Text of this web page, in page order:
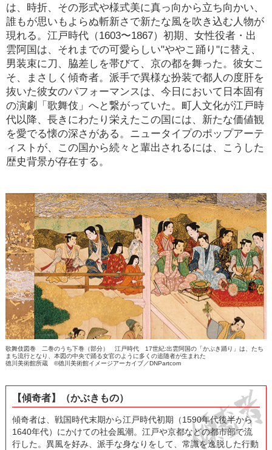
は、時折、その形式や様式美に真っ向から立ち向かい、
誰もが思いもよらぬ斬新さで新たな風を吹き込む人物が
現れる。江戸時代（1603〜1867）初期、女性役者・出
雲阿国は、それまでの可愛らしい"ややこ踊り"に替え、
男装束に刀、脇差しを帯びて、京の都を舞った。彼女こ
そ、まさしく傾奇者。派手で異様な扮装で都人の度肝を
抜いた彼女のパフォーマンスは、今日において日本固有
の演劇「歌舞伎」へと繋がっていた。町人文化が江戸時
代以降、長きにわたり栄えたこの国には、新たな価値観
を愛でる懐の深さがある。ニュータイプのポップアーテ
ィストが、この国から続々と輩出されるには、こうした
歴史背景が存在する。
歌舞伎図巻 二巻のうち下巻（部分） 江戸時代 17世紀:出雲阿国の「かぶき踊り」は、たち
まち流行となり、本図の中央で踊る女官のように多くの追随者が生まれた
徳川美術館所蔵 ©徳川美術館イメージアーカイブ／DNPartcom
【傾奇者】（かぶきもの）
傾奇者は、戦国時代末期から江戸時代初期（1590年代後半から
1640年代）にかけての社会風潮。江戸や京都などの都市部で流
行した。異風を好み、派手な身なりをして、常識を逸脱した行動